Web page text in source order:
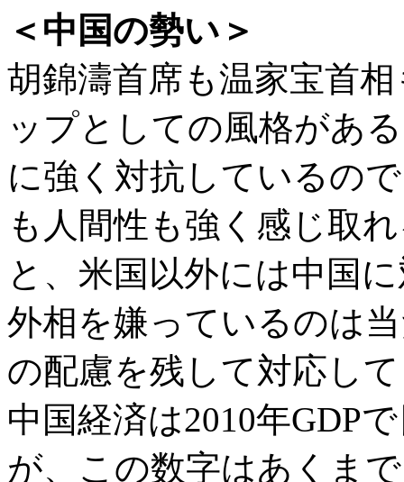
＜中国の勢い＞
胡錦濤首席も温家宝首
ップとしての風格があ
に強く対抗しているの
も人間性も強く感じ取
と、米国以外には中国
外相を嫌っているのは
の配慮を残して対応し
中国経済は2010年GDP
が、この数字はあくま